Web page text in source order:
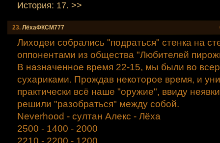
История: 17. >>
23. ЛёхаФКСМ777
Лиходеи собрались "подраться" стенка на
оппонентами из общества "Любителей
В назначенное время 22-15, мы были во
сухариками. Прождав некоторое время, и
практически всё наше "оружие", ввиду
решили "разобраться" между собой.
Neverhood - султан Алекс - Лёха
2500 - 1400 - 2000
2210 - 2200 - 1200